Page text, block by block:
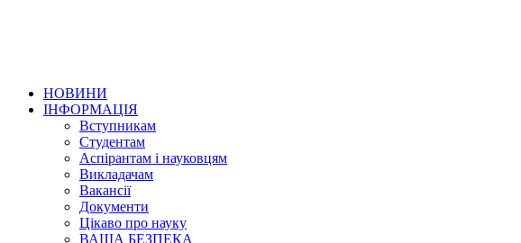
НОВИНИ
ІНФОРМАЦІЯ
Вступникам
Студентам
Аспірантам і науковцям
Викладачам
Вакансії
Документи
Цікаво про науку
ВАША БЕЗПЕКА